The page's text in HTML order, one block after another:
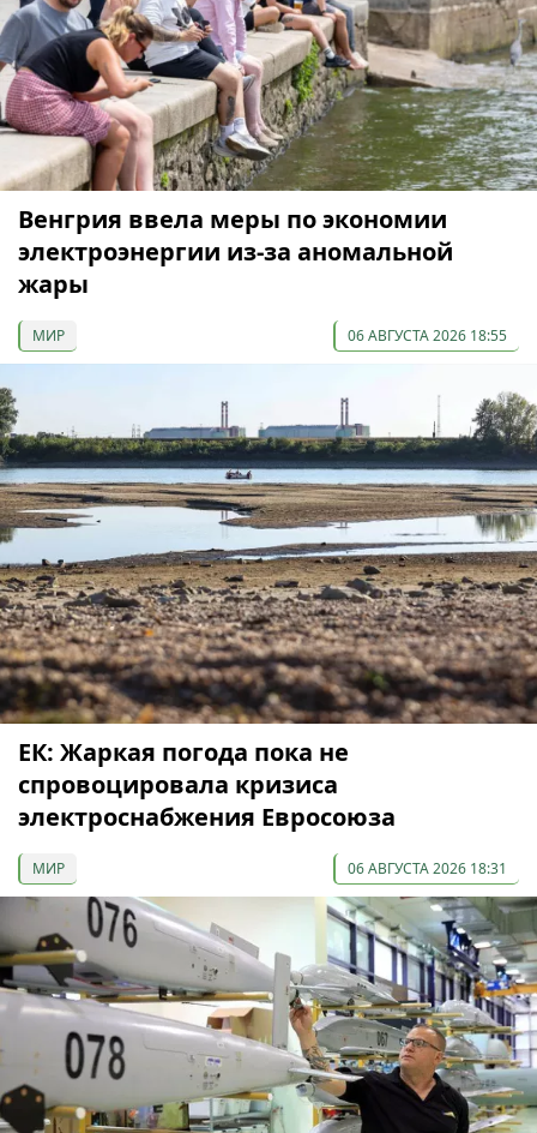
Венгрия ввела меры по экономии
электроэнергии из-за аномальной
жары
МИР 06 АВГУСТА 2026 18:55
ЕК: Жаркая погода пока не
спровоцировала кризиса
электроснабжения Евросоюза
МИР 06 АВГУСТА 2026 18:31